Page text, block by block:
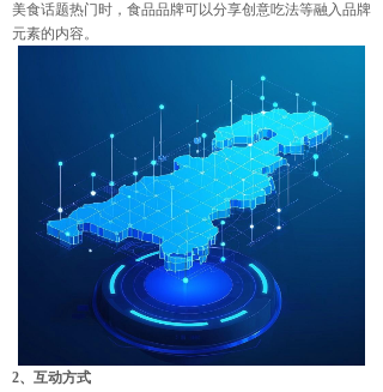
美食话题热门时，食品品牌可以分享创意吃法等融入品牌
元素的内容。
2、互动方式